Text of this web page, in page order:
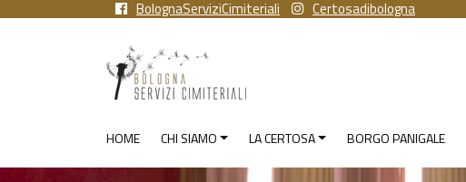
BolognaServiziCimiteriali Certosadibologna
HOME CHI SIAMO LA CERTOSA BORGO PANIGALE